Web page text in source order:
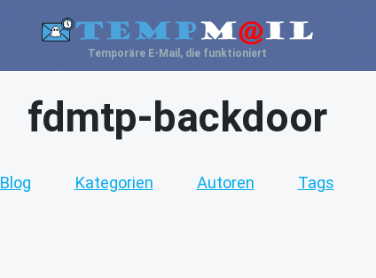
Temporäre E-Mail, die funktioniert
fdmtp-backdoor
Blog Kategorien Autoren Tags